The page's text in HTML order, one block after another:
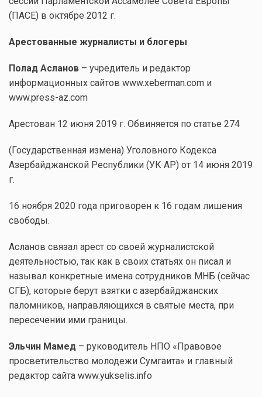
(ПАСЕ) в октябре 2012 г.
Арестованные журналисты и блогеры
Полад Асланов – учредитель и редактор
информационных сайтов www.xeberman.com и
www.press-az.com
Арестован 12 июня 2019 г. Обвиняется по статье 274
(Государственная измена) Уголовного Кодекса
Азербайджанской Республики (УК АР) от 14 июня 2019
г.
16 ноября 2020 года приговорен к 16 годам лишения
свободы.
Асланов связал арест со своей журналистской
деятельностью, так как в своих статьях он писал и
называл конкретные имена сотрудников МНБ (сейчас
СГБ), которые берут взятки с азербайджанских
паломников, направляющихся в святые места, при
пересечении ими границы.
Эльчин Мамед – руководитель НПО «Правовое
просветительство молодежи Сумгаита» и главный
редактор сайта www.yukselis.info